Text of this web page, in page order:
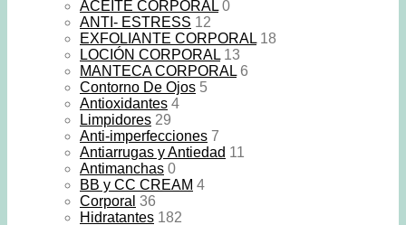
ACEITE CORPORAL 0
ANTI- ESTRESS 12
EXFOLIANTE CORPORAL 18
LOCIÓN CORPORAL 13
MANTECA CORPORAL 6
Contorno De Ojos 5
Antioxidantes 4
Limpidores 29
Anti-imperfecciones 7
Antiarrugas y Antiedad 11
Antimanchas 0
BB y CC CREAM 4
Corporal 36
Hidratantes 182